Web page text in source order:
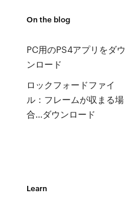
On the blog
PC用のPS4アプリをダウ
ンロード
ロックフォードファイ
ル：フレームが収まる場
合...ダウンロード
Learn